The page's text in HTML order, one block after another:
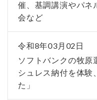
催、基調講演やパネ
会など
令和8年03月02日
ソフトバンクの牧原
シュレス納付を体験
た」